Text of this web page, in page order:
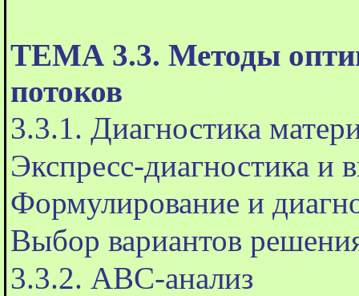
ТЕМА 3.3. Методы
потоков
3.3.1. Диагностика
Экспресс-диагностика и
Формулирование и
Выбор вариантов
3.3.2. АВС-анализ